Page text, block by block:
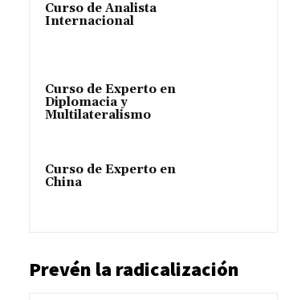
Curso de Analista
Internacional
Curso de Experto en
Diplomacia y
Multilateralismo
Curso de Experto en
China
Prevén la radicalización